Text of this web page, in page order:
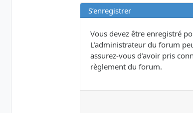
S’enregistrer
Vous devez être enregistré
L’administrateur du forum
assurez-vous d’avoir pris
règlement du forum.